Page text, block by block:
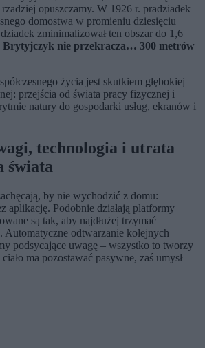
opuszczamy. W 1926 r. pradziadek
domostwa w promieniu dziesięciu
zminimalizował ten obszar do 1,6
Brytyjczyk nie przekracza… 300 metrów
życia jest skutkiem głębokiej
przejścia od świata pracy fizycznej i
natury do gospodarki usług, ekranów i
technologia i utrata
świata
by nie wychodzić z domu:
aplikację. Podobnie działają platformy
są tak, aby najdłużej trzymać
Automatyczne odtwarzanie kolejnych
podsycające uwagę – wszystko to tworzy
ma pozostawać pasywne, zaś umysł